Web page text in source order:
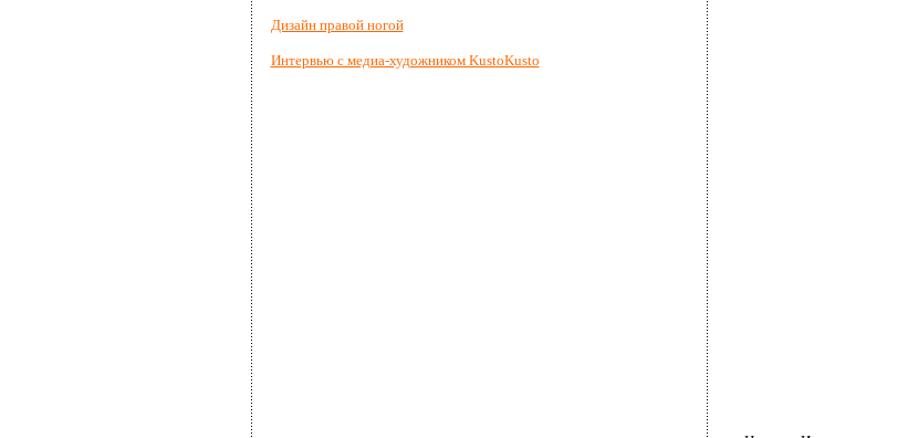
Дизайн правой ногой
Интервью с медиа-художником KustoKusto